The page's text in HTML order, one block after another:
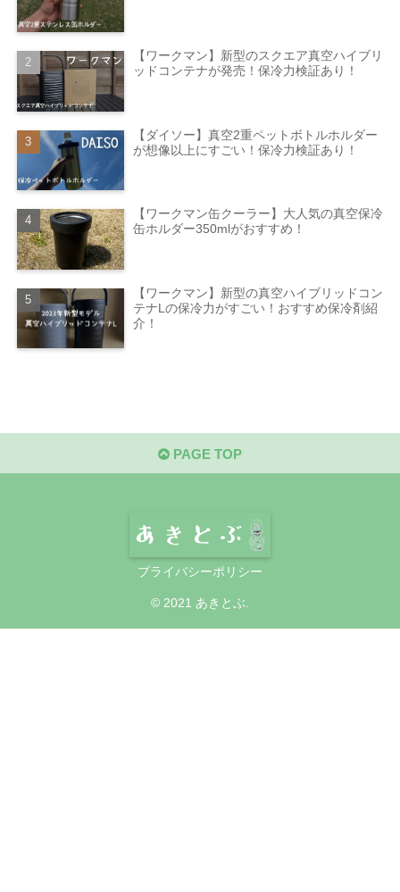
【ワークマン】新型のスクエア真空ハイブリ
ッドコンテナが発売！保冷力検証あり！
【ダイソー】真空2重ペットボトルホルダー
が想像以上にすごい！保冷力検証あり！
【ワークマン缶クーラー】大人気の真空保冷
缶ホルダー350mlがおすすめ！
【ワークマン】新型の真空ハイブリッドコン
テナLの保冷力がすごい！おすすめ保冷剤紹
介！
PAGE TOP
プライバシーポリシー
© 2021 あきとぶ.